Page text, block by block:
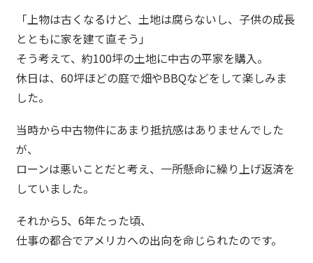
「上物は古くなるけど、土地は腐らないし、子供の成長
とともに家を建て直そう」
そう考えて、約100坪の土地に中古の平家を購入。
休日は、60坪ほどの庭で畑やBBQなどをして楽しみま
した。
当時から中古物件にあまり抵抗感はありませんでした
が、
ローンは悪いことだと考え、一所懸命に繰り上げ返済を
していました。
それから5、6年たった頃、
仕事の都合でアメリカへの出向を命じられたのです。